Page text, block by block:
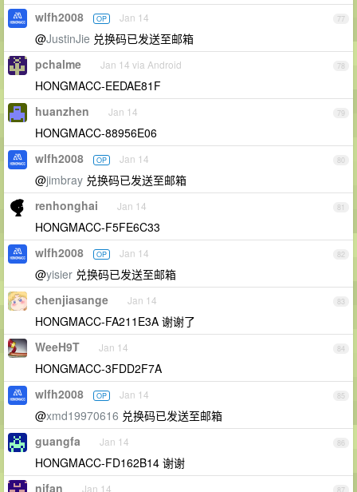
77
wlfh2008 OP Jan 14
@JustinJie 兑换码已发送至邮箱
78
pchalme Jan 14 via Android
HONGMACC-EEDAE81F
79
huanzhen Jan 14
HONGMACC-88956E06
80
wlfh2008 OP Jan 14
@jimbray 兑换码已发送至邮箱
81
renhonghai Jan 14
HONGMACC-F5FE6C33
82
wlfh2008 OP Jan 14
@yisier 兑换码已发送至邮箱
83
chenjiasange Jan 14
HONGMACC-FA211E3A 谢谢了
84
WeeH9T Jan 14
HONGMACC-3FDD2F7A
85
wlfh2008 OP Jan 14
@xmd19970616 兑换码已发送至邮箱
86
guangfa Jan 14
HONGMACC-FD162B14 谢谢
nifan Jan 14